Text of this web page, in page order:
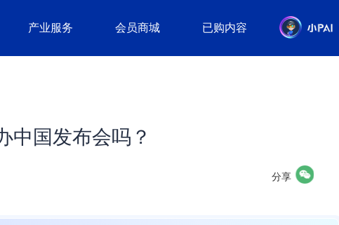
产业服务 会员商城 已购内容
中国发布会吗？
分享